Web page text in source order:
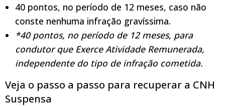
40 pontos, no período de 12 meses, caso não
conste nenhuma infração gravíssima.
*40 pontos, no período de 12 meses, para
condutor que Exerce Atividade Remunerada,
independente do tipo de infração cometida.
Veja o passo a passo para recuperar a CNH
Suspensa